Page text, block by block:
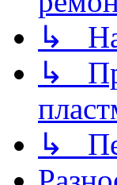
↳
↳
↳